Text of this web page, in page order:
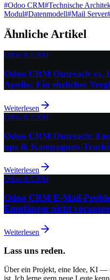
#Odoo CRM#Technische
Modul#Datenmodell#Mail Server
Ähnliche Artikel
Odoo & CRM
Odoo CRM Outreach vs.
Apollo: Ein ehrlicher
Weiterlesen
Odoo & CRM
Odoo CRM Outreach:
ups & Kampagnen-
Weiterlesen
Odoo & CRM
Odoo CRM E-Mail-
Empfänger nicht
Weiterlesen
Lass uns reden.
Über ein Projekt, eine Idee, KI —